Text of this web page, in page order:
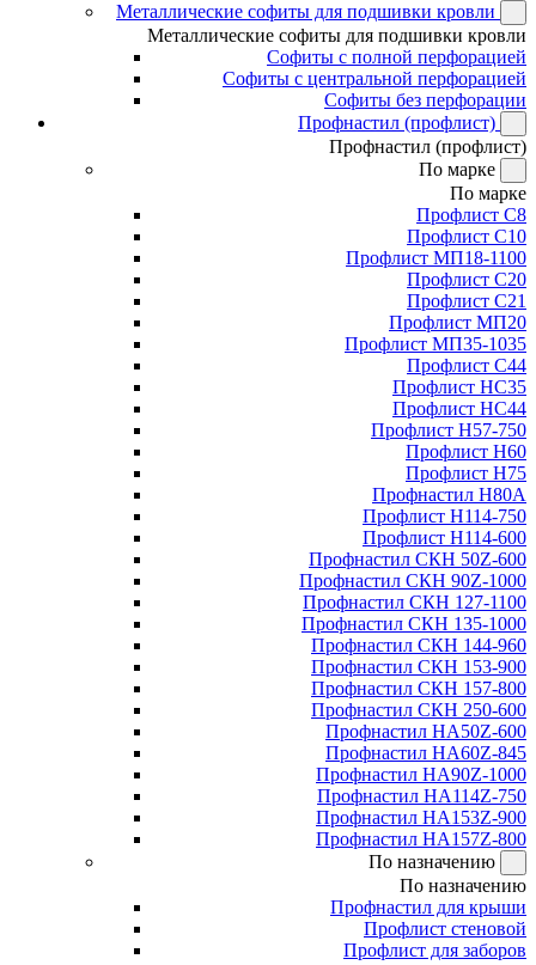
Металлические софиты для подшивки кровли
Металлические софиты для подшивки кровли
Софиты с полной перфорацией
Софиты с центральной перфорацией
Софиты без перфорации
Профнастил (профлист)
Профнастил (профлист)
По марке
По марке
Профлист С8
Профлист С10
Профлист МП18-1100
Профлист С20
Профлист С21
Профлист МП20
Профлист МП35-1035
Профлист С44
Профлист НС35
Профлист НС44
Профлист Н57-750
Профлист Н60
Профлист Н75
Профнастил Н80А
Профлист Н114-750
Профлист Н114-600
Профнастил СКН 50Z-600
Профнастил СКН 90Z-1000
Профнастил СКН 127-1100
Профнастил СКН 135-1000
Профнастил СКН 144-960
Профнастил СКН 153-900
Профнастил СКН 157-800
Профнастил СКН 250-600
Профнастил НА50Z-600
Профнастил НА60Z-845
Профнастил НА90Z-1000
Профнастил НА114Z-750
Профнастил НА153Z-900
Профнастил НА157Z-800
По назначению
По назначению
Профнастил для крыши
Профлист стеновой
Профлист для заборов